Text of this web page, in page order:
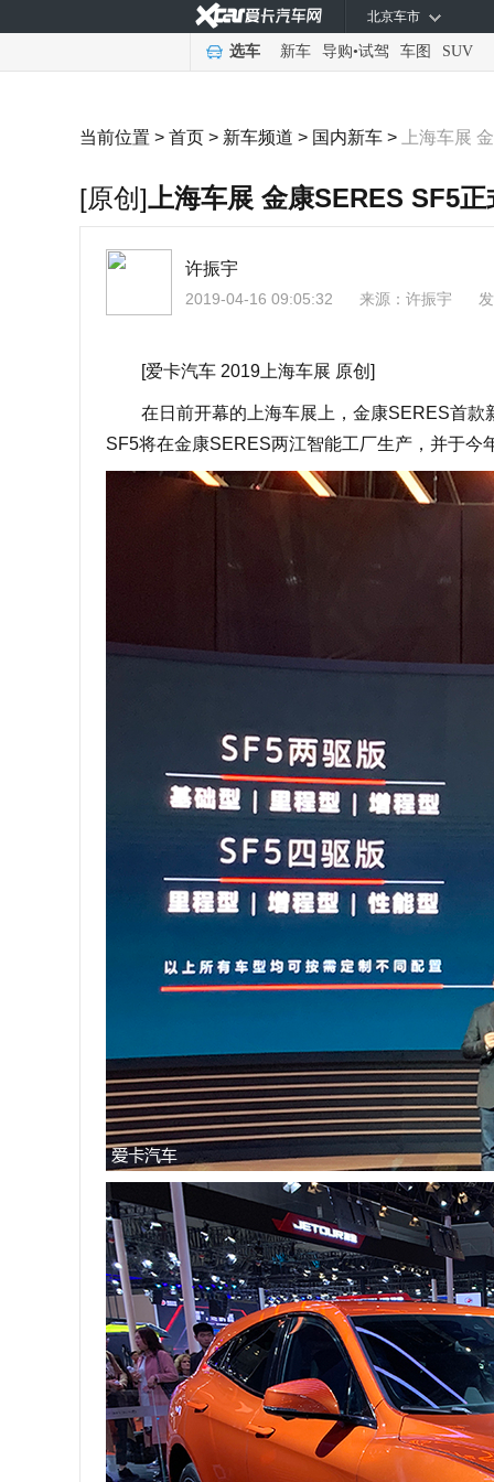
北京车市
选车 新车 导购•试驾 车图 SUV
当前位置 > 首页 > 新车频道 > 国内新车 > 上海车展
[原创]上海车展 金康SERES SF5
许振宇
2019-04-16 09:05:32 来源： 许振宇
[爱卡汽车 2019上海车展 原创]
在日前开幕的上海车展上，金康SERES首款
SF5将在金康SERES两江智能工厂生产，并于今